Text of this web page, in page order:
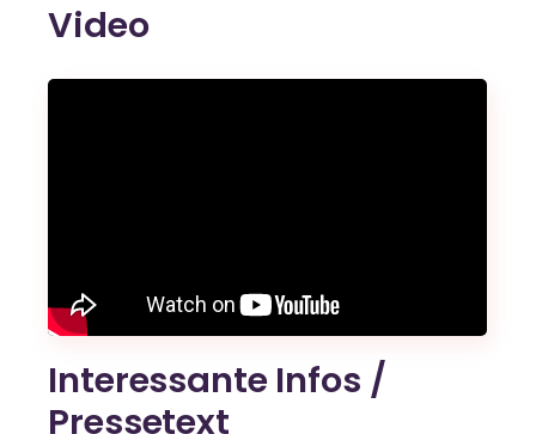
Video
Interessante Infos /
Pressetext